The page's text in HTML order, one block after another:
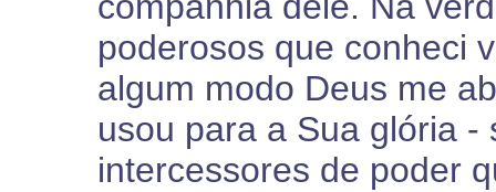
poderosos que conheci
algum modo Deus me
usou para a Sua glória
intercessores de poder